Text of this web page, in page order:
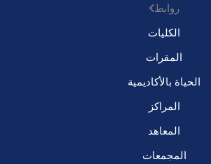
روابط
الكليات
المقرات
الحياة بالأكاديمية
المراكز
المعاهد
المجمعات